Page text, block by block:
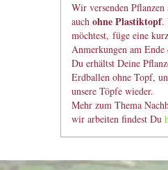
Wir versenden Pflanzen
auch ohne Plastiktopf.
möchtest, füge eine
Anmerkungen am
Du erhältst Deine
Erdballen ohne Topf,
unsere Töpfe wieder.
Mehr zum Thema
wir arbeiten findest Du